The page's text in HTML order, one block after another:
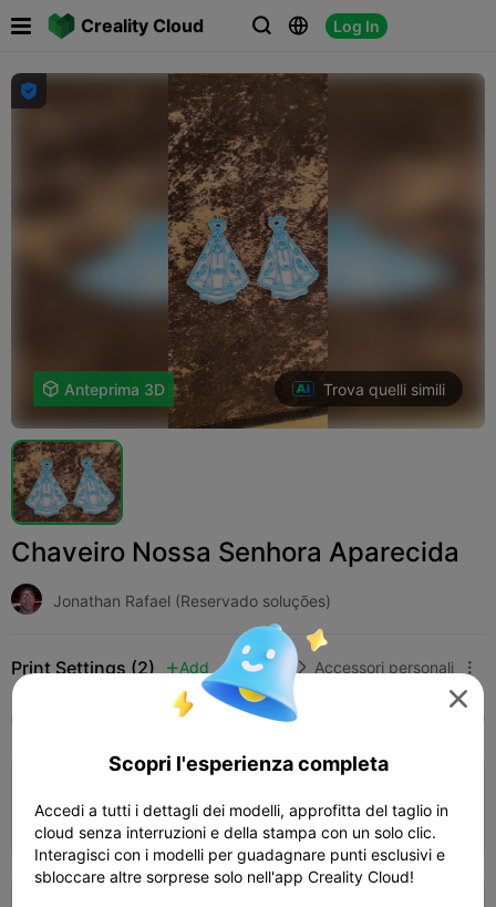
Creality Cloud   Log In
 

 Anteprima 3D Trova quelli simili
Chaveiro Nossa Senhora Aparecida
Jonathan Rafael (Reservado soluções)
Print Settings (2)  Add Moda  Accessori personali 
K2 Plus K2 Pro
 46m 58s  1 plates  16.51g

Scopri l'esperienza completa
Accedi a tutti i dettagli dei modelli, approfitta del taglio in
cloud senza interruzioni e della stampa con un solo clic.
Interagisci con i modelli per guadagnare punti esclusivi e
sbloccare altre sorprese solo nell'app Creality Cloud!